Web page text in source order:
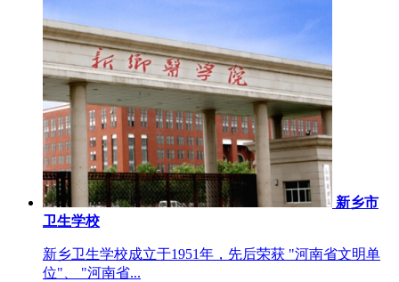
新乡市
卫生学校
新乡卫生学校成立于1951年，先后荣获 "河南省文明单
位"、 "河南省...